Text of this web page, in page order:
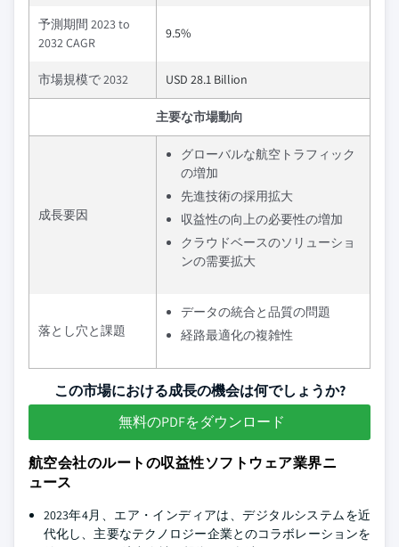
予測期間 2023 to
2032 CAGR
9.5%
市場規模で 2032 USD 28.1 Billion
主要な市場動向
成長要因
グローバルな航空トラフィック
の増加
先進技術の採用拡大
収益性の向上の必要性の増加
クラウドベースのソリューショ
ンの需要拡大
落とし穴と課題
データの統合と品質の問題
経路最適化の複雑性
この市場における成長の機会は何でしょうか?
無料のPDFをダウンロード
航空会社のルートの収益性ソフトウェア業界ニ
ュース
2023年4月、エア・インディアは、デジタルシステムを近
代化し、主要なテクノロジー企業とのコラボレーションを